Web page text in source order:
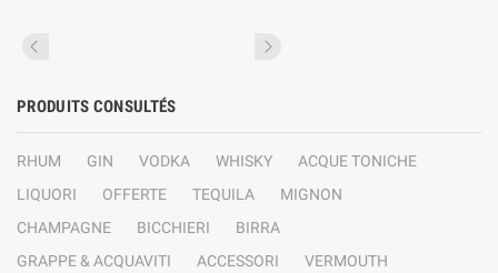
PRODUITS CONSULTÉS
RHUM GIN VODKA WHISKY
ACQUE TONICHE
LIQUORI
OFFERTE TEQUILA
MIGNON
CHAMPAGNE
BICCHIERI
BIRRA
GRAPPE & ACQUAVITI
ACCESSORI
VERMOUTH